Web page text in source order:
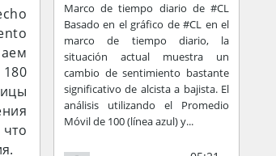
Marco de tiempo diario de #CL
Basado en el gráfico de #CL en el
marco de tiempo diario, la
situación actual muestra un
cambio de sentimiento bastante
significativo de alcista a bajista. El
análisis utilizando el Promedio
Móvil de 100 (línea azul) y...